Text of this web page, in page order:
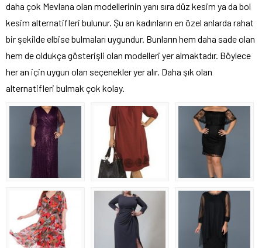
daha çok Mevlana olan modellerinin yanı sıra düz kesim ya da bol
kesim alternatifleri bulunur. Şu an kadınların en özel anlarda rahat
bir şekilde elbise bulmaları uygundur. Bunların hem daha sade olan
hem de oldukça gösterişli olan modelleri yer almaktadır. Böylece
her an için uygun olan seçenekler yer alır. Daha şık olan
alternatifleri bulmak çok kolay.